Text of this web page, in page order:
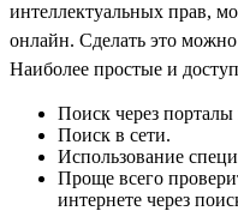
интеллектуальных прав,
онлайн. Сделать это
Наиболее простые и
Поиск через порталы
Поиск в сети.
Использование
Проще всего
интернете через